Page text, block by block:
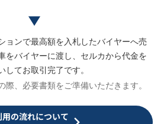
ョンで最高額を入札したバイヤーへ売
をバイヤーに渡し、セルカから代金を
してお取引完了です。
際、必要書類をご準備いただきます。
用の流れについて